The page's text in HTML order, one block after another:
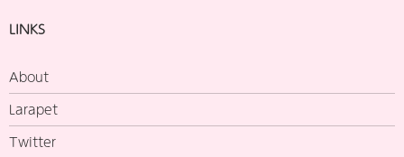
LINKS
About
Larapet
Twitter